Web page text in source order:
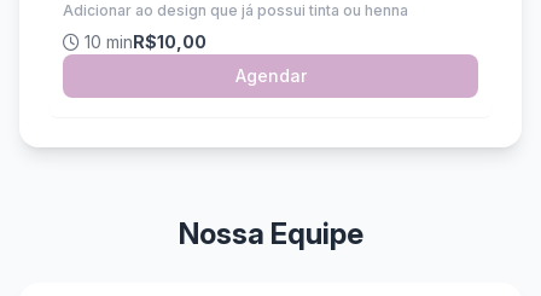
Adicionar ao design que já possui tinta ou henna
10 minR$10,00
Agendar
Nossa Equipe